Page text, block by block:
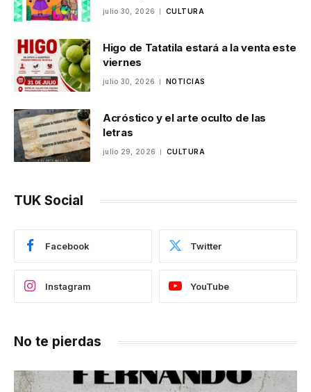
julio 30, 2026 CULTURA
Higo de Tatatila estará a la venta este
viernes
julio 30, 2026 NOTICIAS
Acróstico y el arte oculto de las
letras
julio 29, 2026 CULTURA
TUK Social
Facebook Twitter
Instagram YouTube
No te pierdas